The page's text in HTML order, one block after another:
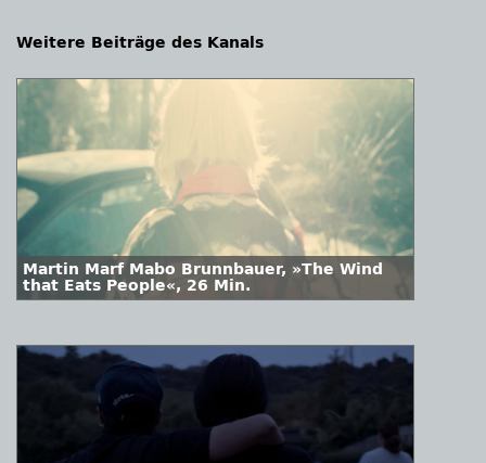
Weitere Beiträge des Kanals
Martin Marf Mabo Brunnbauer, »The Wind
that Eats People«, 26 Min.